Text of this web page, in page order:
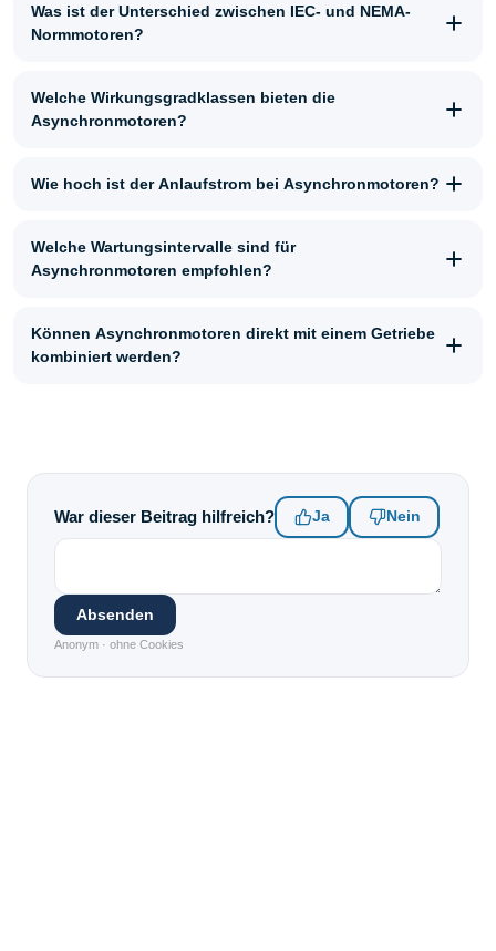
Was ist der Unterschied zwischen IEC- und NEMA-
Normmotoren?
Welche Wirkungsgradklassen bieten die
Asynchronmotoren?
Wie hoch ist der Anlaufstrom bei Asynchronmotoren?
Welche Wartungsintervalle sind für
Asynchronmotoren empfohlen?
Können Asynchronmotoren direkt mit einem Getriebe
kombiniert werden?
War dieser Beitrag hilfreich? Ja Nein
Absenden
Anonym · ohne Cookies